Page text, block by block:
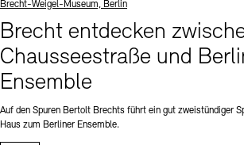
Standort
Brecht-Weigel-Museum, Berlin
Brecht entdecken
Chausseestraße und
Ensemble
Auf den Spuren Bertolt Brechts führt ein gut zweistündiger
Haus zum Berliner Ensemble.